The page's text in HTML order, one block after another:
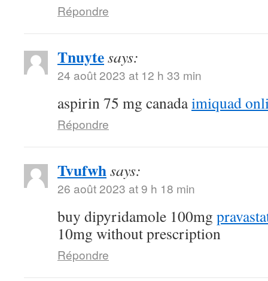
Répondre
Tnuytesays:
24 août 2023 at 12 h 33 min
aspirin 75 mg canadaimiquad
Répondre
Tvufwhsays:
26 août 2023 at 9 h 18 min
buy dipyridamole 100mg
10mg without prescription
Répondre